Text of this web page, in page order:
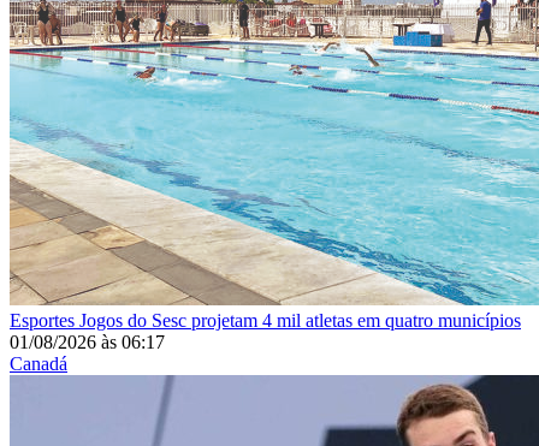
Esportes Jogos do Sesc projetam 4 mil atletas em quatro municípios
01/08/2026 às 06:17
Canadá